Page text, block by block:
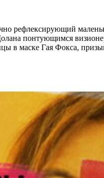
рефлексирующий
понтующимся
в маске Гая Фокса,